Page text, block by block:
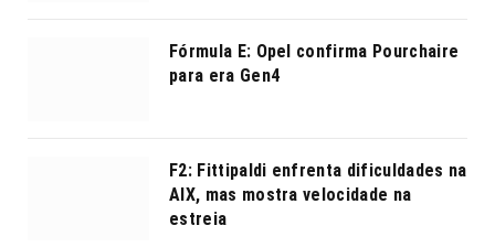
Fórmula E: Opel confirma Pourchaire
para era Gen4
F2: Fittipaldi enfrenta dificuldades na
AIX, mas mostra velocidade na
estreia